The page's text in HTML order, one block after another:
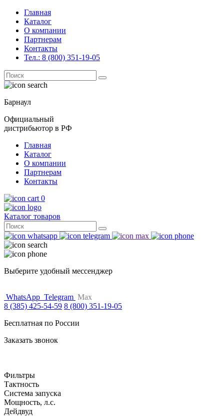
Главная
Каталог
О компании
Партнерам
Контакты
Тел.: 8 (800) 351-19-05
Поиск
for:
Барнаул
Официальный
дистрибьютор в РФ
Главная
Каталог
О компании
Партнерам
Контакты
0
Каталог товаров
Поиск
for:
Выберите удобный мессенджер
WhatsApp Telegram Max
8 (385) 425-54-59 8 (800) 351-19-05
Бесплатная по России
Заказать звонок
Фильтры
Тактность
Система запуска
Мощность, л.с.
Дейдвуд